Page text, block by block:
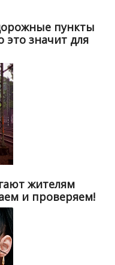
пункты
это значит для
жителям
и проверяем!